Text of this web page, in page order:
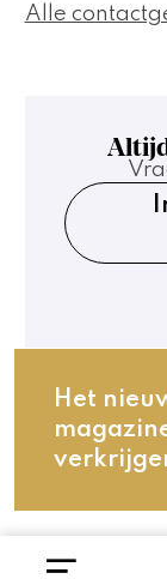
Het
Alle